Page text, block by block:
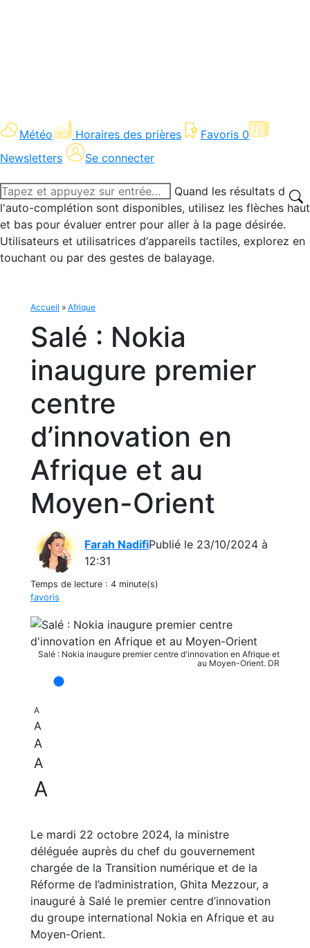
Météo Horaires des prières Favoris 0
Newsletters
Se connecter
Recherche
:
Quand les résultats de
l'auto-complétion sont disponibles, utilisez les flèches haut
et bas pour évaluer entrer pour aller à la page désirée.
Utilisateurs et utilisatrices d‘appareils tactiles, explorez en
touchant ou par des gestes de balayage.
Accueil » Afrique
Salé : Nokia
inaugure premier
centre
d’innovation en
Afrique et au
Moyen-Orient
Farah NadifiPublié le 23/10/2024 à
12:31
Temps de lecture : 4 minute(s)
favoris
Salé : Nokia inaugure premier centre d'innovation en Afrique et
au Moyen-Orient. DR
A
A
A
A
A
Le mardi 22 octobre 2024, la ministre
déléguée auprès du chef du gouvernement
chargée de la Transition numérique et de la
Réforme de l’administration, Ghita Mezzour, a
inauguré à Salé le premier centre d’innovation
du groupe international Nokia en Afrique et au
Moyen-Orient.